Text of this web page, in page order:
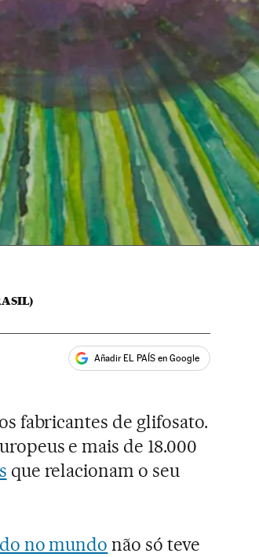
Añadir EL PAÍS en Google
fabricantes de glifosato.
e mais de 18.000
que relacionam o seu
no mundo não só teve